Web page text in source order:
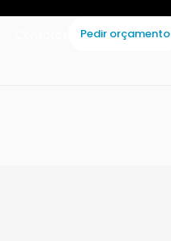
Pedir orçamento